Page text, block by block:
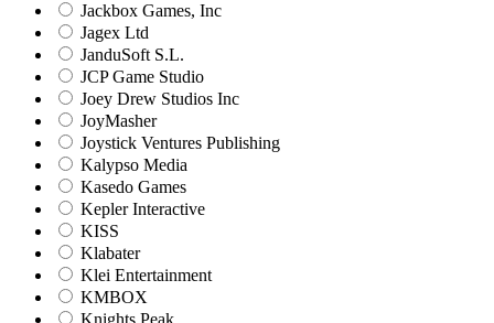
Jackbox Games, Inc
Jagex Ltd
JanduSoft S.L.
JCP Game Studio
Joey Drew Studios Inc
JoyMasher
Joystick Ventures Publishing
Kalypso Media
Kasedo Games
Kepler Interactive
KISS
Klabater
Klei Entertainment
KMBOX